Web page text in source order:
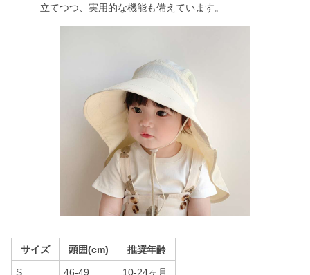
立てつつ、実用的な機能も備えています。
サイズ 頭囲(cm) 推奨年齢
S 46-49 10-24ヶ月